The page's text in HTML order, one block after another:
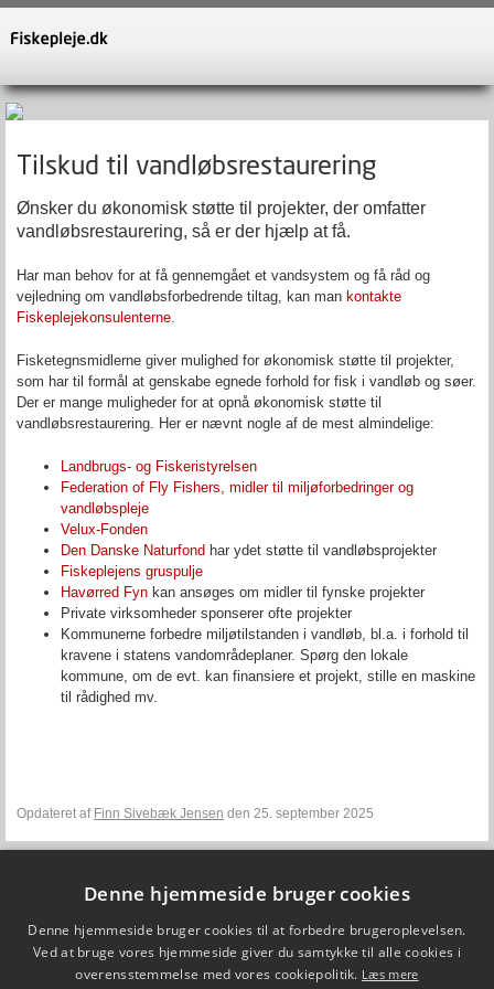
Tilskud til vandløbsrestaurering
Ønsker du økonomisk støtte til projekter, der omfatter
vandløbsrestaurering, så er der hjælp at få.
Har man behov for at få gennemgået et vandsystem og få råd og
vejledning om vandløbsforbedrende tiltag, kan man kontakte
Fiskeplejekonsulenterne
Fisketegnsmidlerne giver mulighed for økonomisk støtte til projekter,
som har til formål at genskabe egnede forhold for fisk i vandløb og søer.
Der er mange muligheder for at opnå økonomisk støtte til
vandløbsrestaurering. Her er nævnt nogle af de mest almindelige:
Landbrugs- og Fiskeristyrelsen
Federation of Fly Fishers, midler til miljøforbedringer og
vandløbspleje
Velux-Fonden
Den Danske Naturfond har ydet støtte til vandløbsprojekter
Fiskeplejens gruspulje
Havørred Fyn kan ansøges om midler til fynske projekter
Private virksomheder sponserer ofte projekter
Kommunerne forbedre miljøtilstanden i vandløb, bl.a. i forhold til
kravene i statens vandområdeplaner. Spørg den lokale
kommune, om de evt. kan finansiere et projekt, stille en maskine
til rådighed mv.
Opdateret af Finn Sivebæk Jensen den 25. september 2025
DTU Aqua - Institut for Akvatiske Ressourcer
Vejlsøvej 39
8600 Silkeborg
ffi@aqua.dtu.dk
Denne hjemmeside bruger cookies
Denne hjemmeside bruger cookies til at forbedre brugeroplevelsen.
Ved at bruge vores hjemmeside giver du samtykke til alle cookies i
overensstemmelse med vores cookiepolitik. Læs mere